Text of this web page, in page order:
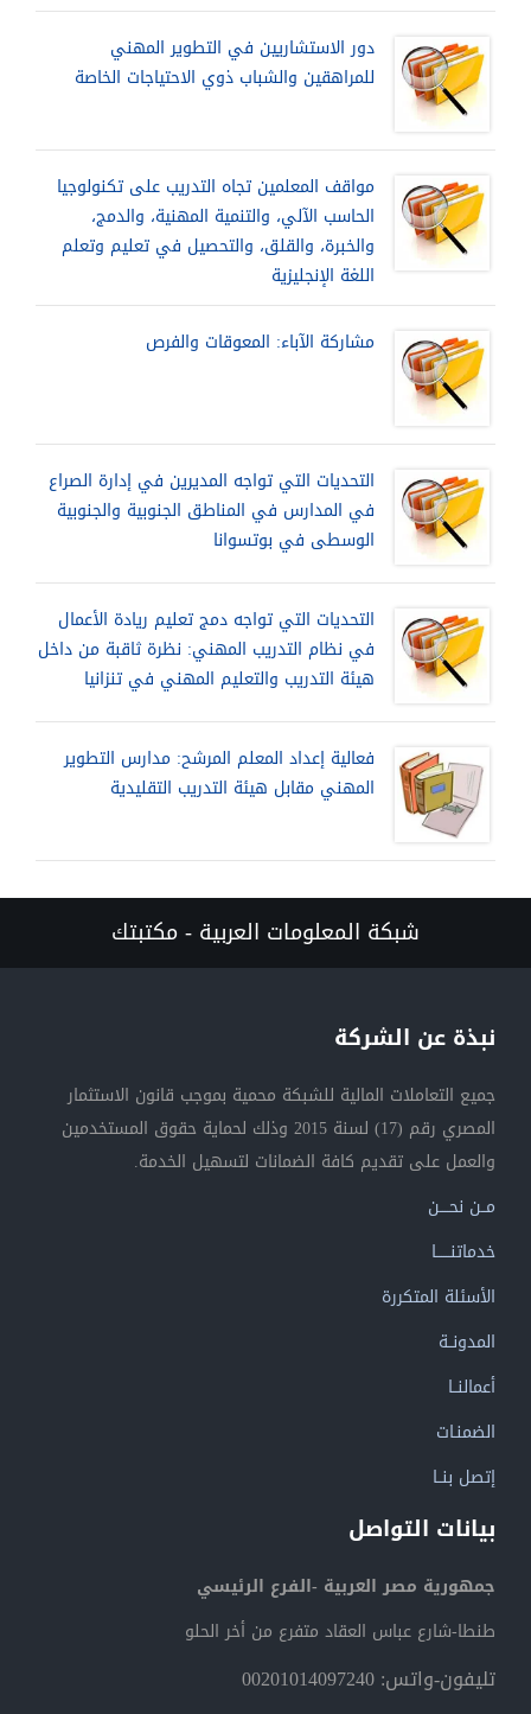
دور الاستشاريين في التطوير المهني
للمراهقين والشباب ذوي الاحتياجات الخاصة
مواقف المعلمين تجاه التدريب على تكنولوجيا
الحاسب الآلي، والتنمية المهنية، والدمج،
والخبرة، والقلق، والتحصيل في تعليم وتعلم
اللغة الإنجليزية
مشاركة الآباء: المعوقات والفرص
التحديات التي تواجه المديرين في إدارة الصراع
في المدارس في المناطق الجنوبية والجنوبية
الوسطى في بوتسوانا
التحديات التي تواجه دمج تعليم ريادة الأعمال
في نظام التدريب المهني: نظرة ثاقبة من داخل
هيئة التدريب والتعليم المهني في تنزانيا
فعالية إعداد المعلم المرشح: مدارس التطوير
المهني مقابل هيئة التدريب التقليدية
شبكة المعلومات العربية - مكتبتك
نبذة عن الشركة
جميع التعاملات المالية للشبكة محمية بموجب قانون الاستثمار
المصري رقم (17) لسنة 2015 وذلك لحماية حقوق المستخدمين
والعمل على تقديم كافة الضمانات لتسهيل الخدمة.
مــن نحــــن
خدماتنــــــا
الأسئلة المتكررة
المدونــة
أعمالنــا
الضمنـات
إتصل بنــا
بيانات التواصل
جمهورية مصر العربية -الفرع الرئيسي
طنطا-شارع عباس العقاد متفرع من أخر الحلو
تليفون-واتس: 00201014097240